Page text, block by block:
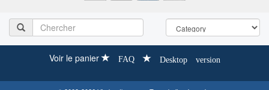
Voir le panier FAQ Desktop version